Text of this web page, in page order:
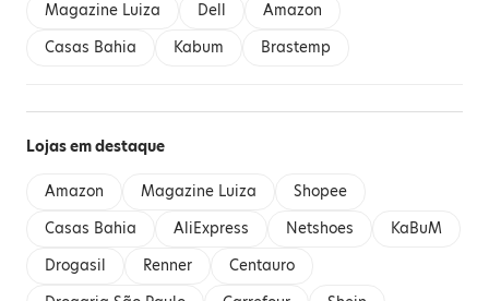
Magazine Luiza Dell
Amazon
Casas Bahia
Kabum Brastemp
Lojas em destaque
Amazon Magazine Luiza
Shopee
Casas Bahia
AliExpress Netshoes
KaBuM
Drogasil
Renner
Centauro